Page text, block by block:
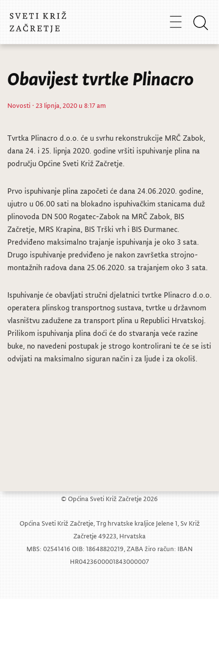
Obavijest tvrtke Plinacro
Novosti · 23 lipnja, 2020 u 8:17 am
Tvrtka Plinacro d.o.o. će u svrhu rekonstrukcije MRČ Zabok,
dana 24. i 25. lipnja 2020. godine vršiti ispuhivanje plina na
području Općine Sveti Križ Začretje.
Prvo ispuhivanje plina započeti će dana 24.06.2020. godine,
ujutro u 06.00 sati na blokadno ispuhivačkim stanicama duž
plinovoda DN 500 Rogatec-Zabok na MRČ Zabok, BIS
Začretje, MRS Krapina, BIS Trški vrh i BIS Đurmanec.
Predviđeno maksimalno trajanje ispuhivanja je oko 3 sata.
Drugo ispuhivanje predviđeno je nakon završetka strojno-
montažnih radova dana 25.06.2020. sa trajanjem oko 3 sata.
Ispuhivanje će obavljati stručni djelatnici tvrtke Plinacro d.o.o.
operatera plinskog transportnog sustava, tvrtke u državnom
vlasništvu zadužene za transport plina u Republici Hrvatskoj.
Prilikom ispuhivanja plina doći će do stvaranja veće razine
buke, no navedeni postupak je strogo kontrolirani te će se isti
odvijati na maksimalno siguran način i za ljude i za okoliš.
© Općina Sveti Križ Začretje 2026
Općina Sveti Križ Začretje, Trg hrvatske kraljice Jelene 1, Sv Križ
Začretje 49223, Hrvatska
MBS: 02541416 OIB: 18648820219, ZABA žiro račun: IBAN
HR0423600001843000007